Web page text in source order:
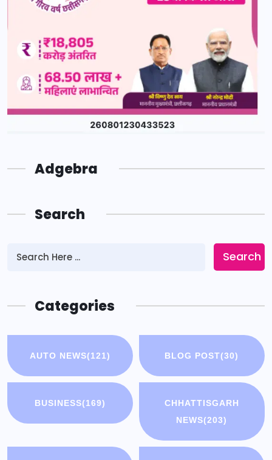
Adgebra
Search
Search
Categories
AUTO NEWS(121) BLOG POST(30)
BUSINESS(169)
CHHATTISGARH
NEWS(203)